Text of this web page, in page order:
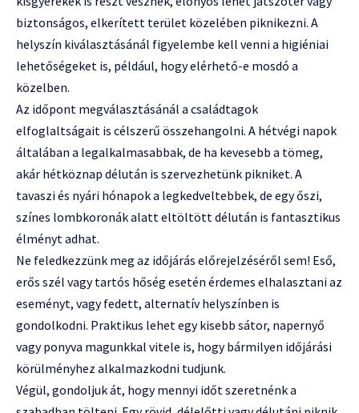
biztonságos, elkerített terület közelében piknikezni. A
helyszín kiválasztásánál figyelembe kell venni a higiéniai
lehetőségeket is, például, hogy elérhető-e mosdó a
közelben.
Az időpont megválasztásánál a családtagok
elfoglaltságait is célszerű összehangolni. A hétvégi napok
általában a legalkalmasabbak, de ha kevesebb a tömeg,
akár hétköznap délután is szervezhetünk pikniket. A
tavaszi és nyári hónapok a legkedveltebbek, de egy őszi,
színes lombkoronák alatt eltöltött délután is fantasztikus
élményt adhat.
Ne feledkezzünk meg az időjárás előrejelzéséről sem! Eső,
erős szél vagy tartós hőség esetén érdemes elhalasztani az
eseményt, vagy fedett, alternatív helyszínben is
gondolkodni. Praktikus lehet egy kisebb sátor, napernyő
vagy ponyva magunkkal vitele is, hogy bármilyen időjárási
körülményhez alkalmazkodni tudjunk.
Végül, gondoljuk át, hogy mennyi időt szeretnénk a